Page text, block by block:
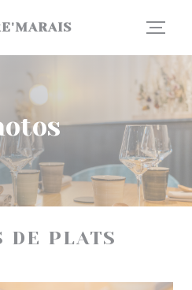
DE PLATS